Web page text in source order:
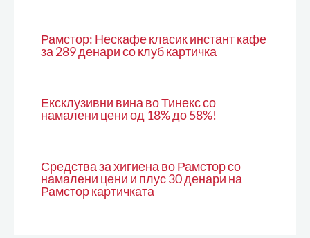
Рамстор: Нескафе класик инстант кафе
за 289 денари со клуб картичка
Ексклузивни вина во Тинекс со
намалени цени од 18% до 58%!
Средства за хигиена во Рамстор со
намалени цени и плус 30 денари на
Рамстор картичката